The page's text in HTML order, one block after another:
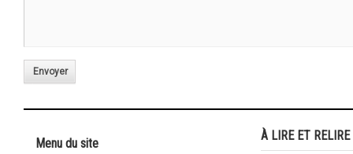
Envoyer
Menu du site
À LIRE ET RELIRE